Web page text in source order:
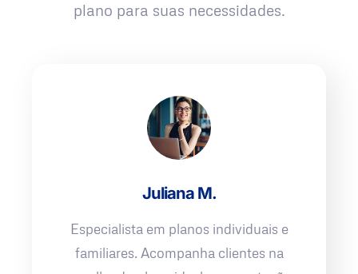
plano para suas necessidades.
Juliana M.
Especialista em planos individuais e
familiares. Acompanha clientes na